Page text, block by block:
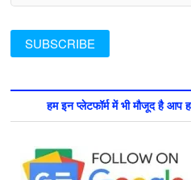
हम इन प्लेटफॉर्म में भी मौजूद है आप